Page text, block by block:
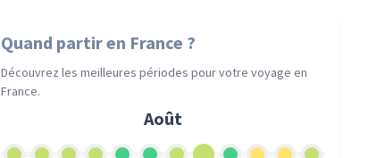
Quand partiren France ?
Découvrez les meilleures périodes pour votre voyageen
France.
Août